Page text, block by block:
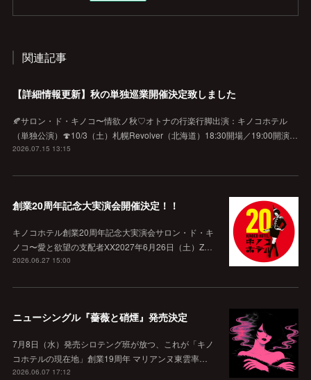
関連記事
【詳細情報更新】秋の単独巡業開催決定致しました
🍂サロン・ド・キノコ〜情欲ノ秋♡オトナの行楽行脚出演：キノコホテル
（単独公演）🍄10/3（土）札幌Revolver（北海道）18:30開場／19:00開演…
2026.07.15 13:15
創業20周年記念大実演会開催決定！！
キノコホテル創業20周年記念大実演会サロン・ド・キ
ノコ〜愛と欲望の支配者XX2027年6月26日（土）Z…
2026.06.27 15:00
ニューシングル『薔薇と硝煙』発売決定
7月8日（水）発売シロテング班が放つ、これが「キノ
コホテルの現在地」創業19周年 マリアンヌ東雲率…
2026.06.07 17:12